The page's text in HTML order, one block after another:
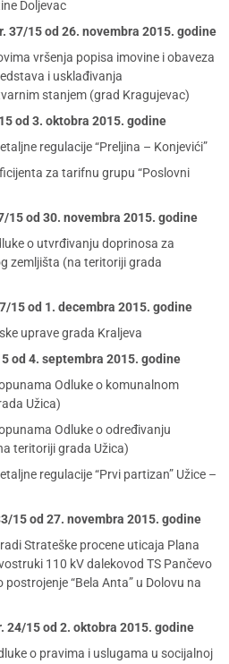
Doljevac
37/15 od 26. novembra 2015. godine
vršenja popisa imovine i obaveza
i usklađivanja
stanjem (grad Kragujevac)
od 3. oktobra 2015. godine
regulacije “Preljina – Konjevići”
za tarifnu grupu “Poslovni
15 od 30. novembra 2015. godine
o utvrđivanju doprinosa za
zemljišta (na teritoriji grada
15 od 1. decembra 2015. godine
uprave grada Kraljeva
od 4. septembra 2015. godine
Odluke o komunalnom
Užica)
Odluke o određivanju
teritoriji grada Užica)
regulacije “Prvi partizan” Užice –
15 od 27. novembra 2015. godine
Strateške procene uticaja Plana
110 kV dalekovod TS Pančevo
“Bela Anta” u Dolovu na
24/15 od 2. oktobra 2015. godine
o pravima i uslugama u socijalnoj